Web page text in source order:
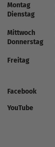
Montag
Dienstag
Mittwoch
Donnerstag
Freitag
Facebook
YouTube